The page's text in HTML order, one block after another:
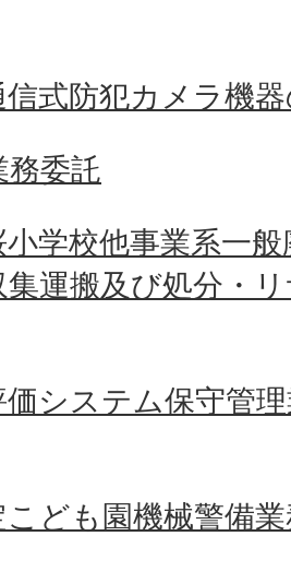
信式防犯カメラ機
務委託
小学校他事業系一
運搬及び処分・
価システム保守管
こども園機械警備